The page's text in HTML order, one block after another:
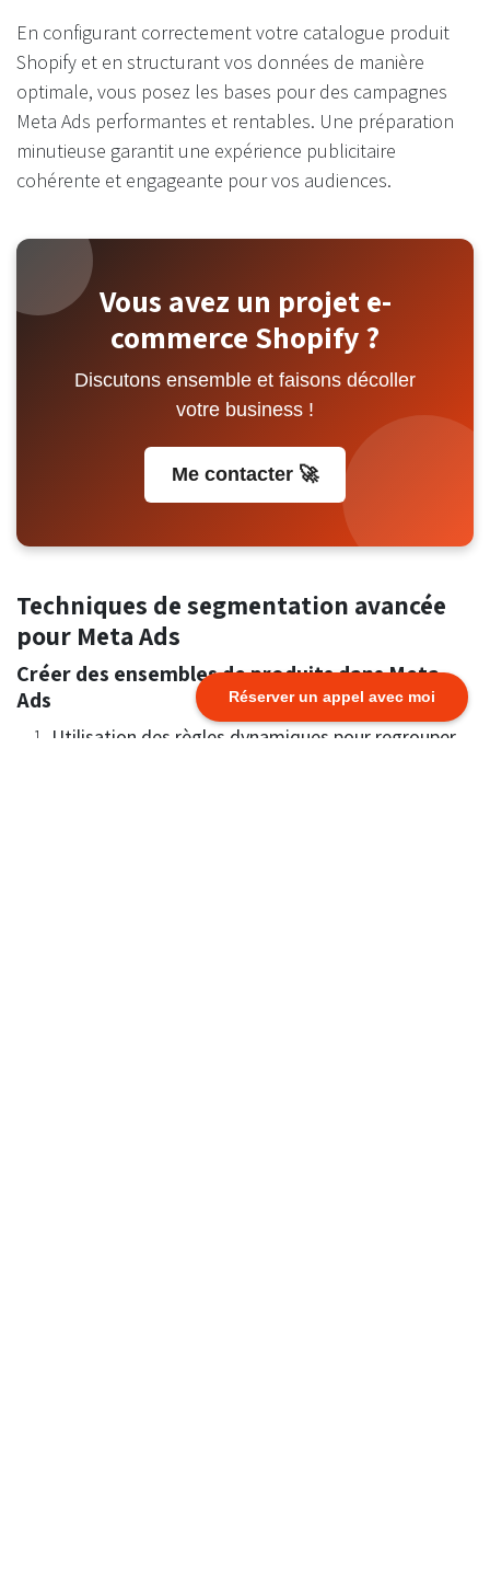
Réserver un appel avec moi
En configurant correctement votre catalogue produit
Shopify et en structurant vos données de manière
optimale, vous posez les bases pour des campagnes
Meta Ads performantes et rentables. Une préparation
minutieuse garantit une expérience publicitaire
cohérente et engageante pour vos audiences.
Vous avez un projet e-
commerce Shopify ?
Discutons ensemble et faisons décoller
votre business !
Me contacter 🚀
Techniques de segmentation avancée
pour Meta Ads
Créer des ensembles de produits dans Meta
Ads
Utilisation des règles dynamiques pour regrouper